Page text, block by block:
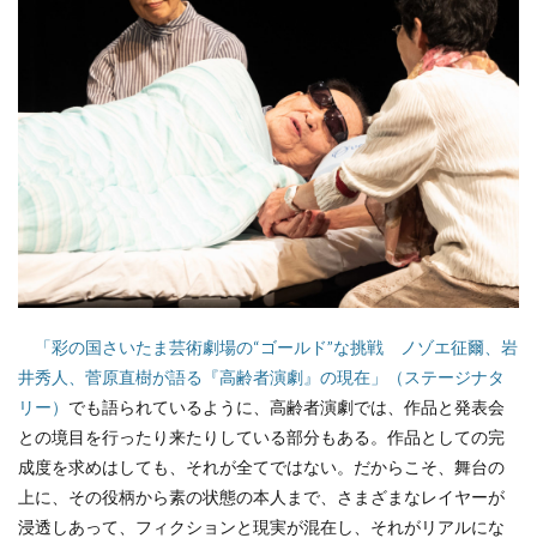
「彩の国さいたま芸術劇場の“ゴールド”な挑戦 ノゾエ征爾、岩
井秀人、菅原直樹が語る『高齢者演劇』の現在」（ステージナタ
リー） でも語られているように、高齢者演劇では、作品と発表会
との境目を行ったり来たりしている部分もある。作品としての完
成度を求めはしても、それが全てではない。だからこそ、舞台の
上に、その役柄から素の状態の本人まで、さまざまなレイヤーが
浸透しあって、フィクションと現実が混在し、それがリアルにな